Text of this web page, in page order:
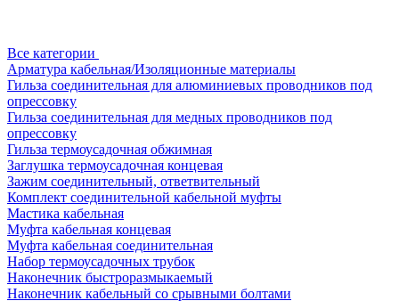
Все категории
Арматура кабельная/Изоляционные материалы
Гильза соединительная для алюминиевых проводников под
опрессовку
Гильза соединительная для медных проводников под
опрессовку
Гильза термоусадочная обжимная
Заглушка термоусадочная концевая
Зажим соединительный, ответвительный
Комплект соединительной кабельной муфты
Мастика кабельная
Муфта кабельная концевая
Муфта кабельная соединительная
Набор термоусадочных трубок
Наконечник быстроразмыкаемый
Наконечник кабельный со срывными болтами